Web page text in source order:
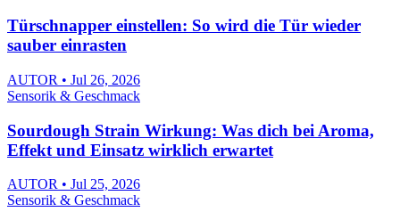
Türschnapper einstellen: So wird die Tür wieder
sauber einrasten
AUTOR • Jul 26, 2026
Sensorik & Geschmack
Sourdough Strain Wirkung: Was dich bei Aroma,
Effekt und Einsatz wirklich erwartet
AUTOR • Jul 25, 2026
Sensorik & Geschmack